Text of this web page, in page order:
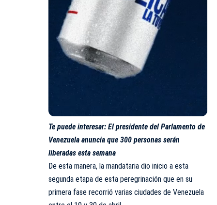
Te puede interesar: El presidente del Parlamento de
Venezuela anuncia que 300 personas serán
liberadas esta semana
De esta manera, la mandataria dio inicio a esta
segunda etapa de esta peregrinación que en su
primera fase recorrió varias ciudades de Venezuela